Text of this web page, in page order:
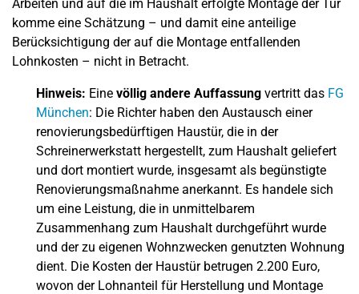
Arbeiten und auf die im Haushalt erfolgte Montage der Tür
komme eine Schätzung – und damit eine anteilige
Berücksichtigung der auf die Montage entfallenden
Lohnkosten – nicht in Betracht.
Hinweis: Eine völlig andere Auffassung vertritt das FG
München: Die Richter haben den Austausch einer
renovierungsbedürftigen Haustür, die in der
Schreinerwerkstatt hergestellt, zum Haushalt geliefert
und dort montiert wurde, insgesamt als begünstigte
Renovierungsmaßnahme anerkannt. Es handele sich
um eine Leistung, die in unmittelbarem
Zusammenhang zum Haushalt durchgeführt wurde
und der zu eigenen Wohnzwecken genutzten Wohnung
dient. Die Kosten der Haustür betrugen 2.200 Euro,
wovon der Lohnanteil für Herstellung und Montage